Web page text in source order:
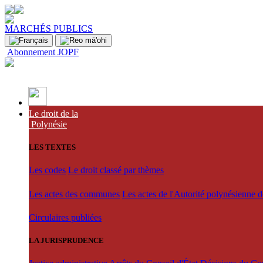
MARCHÉS PUBLICS
Abonnement JOPF
Le droit de la
Polynésie
LES TEXTES
Les codes Le droit classé par thèmes
Les actes des communes Les actes de l'Autorité polynésienne
Circulaires publiées
LA JURISPRUDENCE